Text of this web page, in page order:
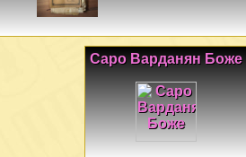
Саро Варданян Боже